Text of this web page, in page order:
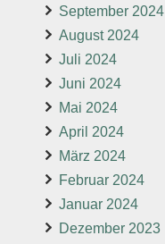
September 2024
August 2024
Juli 2024
Juni 2024
Mai 2024
April 2024
März 2024
Februar 2024
Januar 2024
Dezember 2023